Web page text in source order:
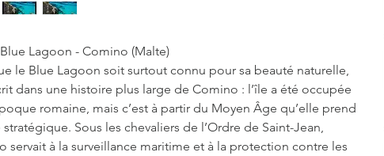
Lagoon - Comino (Malte)
le Blue Lagoon soit surtout connu pour sa beauté naturelle,
dans une histoire plus large de Comino : l’île a été occupée
romaine, mais c’est à partir du Moyen Âge qu’elle prend
Sous les chevaliers de l’Ordre de Saint-Jean,
servait à la surveillance maritime et à la protection contre les